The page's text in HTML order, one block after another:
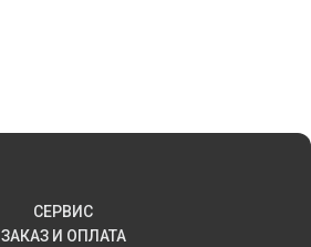
СЕРВИС
ЗАКАЗ И ОПЛАТА